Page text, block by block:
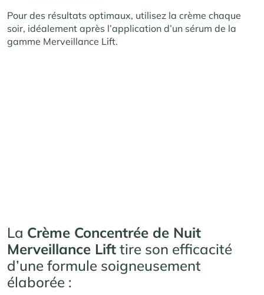
Pour des résultats optimaux, utilisez la crème chaque
soir, idéalement après l’application d’un sérum de la
gamme Merveillance Lift.
La Crème Concentrée de Nuit
Merveillance Lift tire son efficacité
d’une formule soigneusement
élaborée :